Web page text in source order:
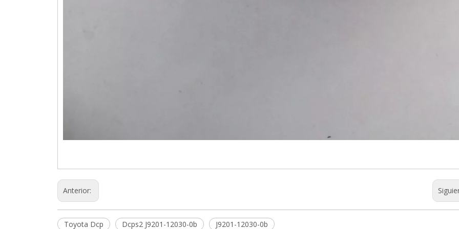
Anterior:
Toyota Dcp Dcps2 J9201-12030-0b J9201-12030-0b